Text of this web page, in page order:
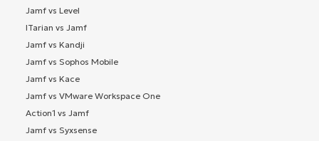
Jamf vs Level
ITarian vs Jamf
Jamf vs Kandji
Jamf vs Sophos Mobile
Jamf vs Kace
Jamf vs VMware Workspace One
Action1 vs Jamf
Jamf vs Syxsense